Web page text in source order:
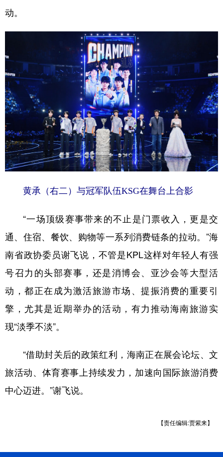
动。
黄承（右二）与冠军队伍KSG在舞台上合影
“一场顶级赛事带来的不止是门票收入，更是交
通、住宿、餐饮、购物等一系列消费链条的拉动。”海
南省政协委员谢飞说，不管是KPL这样对年轻人有强
号召力的头部赛事，还是消博会、亚沙会等大型活
动，都正在成为激活旅游市场、提振消费的重要引
擎，尤其是近期举办的活动，有力推动海南旅游实
现“淡季不淡”。
“借助封关后的政策红利，海南正在展会论坛、文
旅活动、体育赛事上持续发力，加速向国际旅游消费
中心迈进。”谢飞说。
【责任编辑:贾紫来】